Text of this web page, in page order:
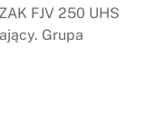
FJV 250 UHS
Grupa